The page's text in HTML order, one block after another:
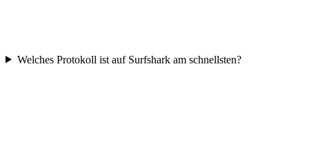
Welches Protokoll ist auf Surfshark am schnellsten?